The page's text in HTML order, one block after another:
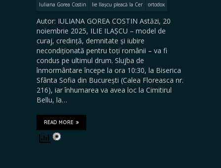
Iuliana Gorea Costin
lie Ilașcu pleacă la Cer ortodox
Autor: IULIANA GOREA COSTIN Astăzi, 20
noiembrie 2025, ILIE ILAȘCU – model de
curaj, credință, demnitate și iubire
necondiționată pentru toți românii – va fi
condus pe ultimul drum. Slujba de
înmormântare începe la ora 10:30, la Biserica
Sfânta Sofia din București (Calea Floreasca nr.
216), iar înhumarea va avea loc la Cimitirul
Bellu, la…
READ MORE